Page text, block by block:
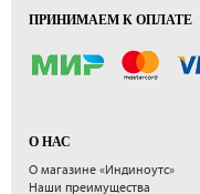
ПРИНИМАЕМ К ОПЛАТЕ
О НАС
О магазине «Индиноутс»
Наши преимущества